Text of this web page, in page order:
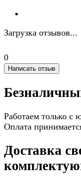
Загрузка отзывов...
0
Написать отзыв
Работаем только с
Оплата
Доставка